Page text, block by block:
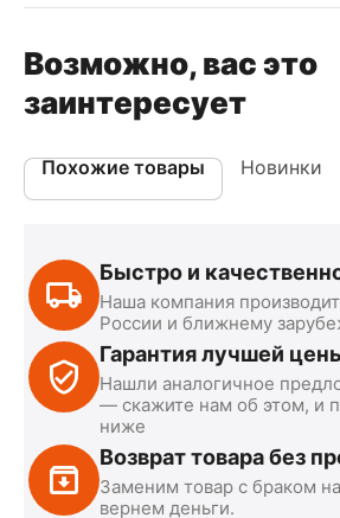
Возможно, вас это
заинтересует
Похожие товары Новинки
Быстро и
Наша компания
России и ближнему
Гарантия лучшей
Нашли аналогичное
— скажите нам об этом, и
ниже
Возврат товара без
Заменим товар с браком
вернем деньги.